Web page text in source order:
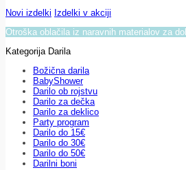
Novi izdelki Izdelki v akciji
Otroška oblačila iz naravnih materialov za
Kategorija Darila
Božična darila
BabyShower
Darilo ob rojstvu
Darilo za dečka
Darilo za deklico
Party program
Darilo do 15€
Darilo do 30€
Darilo do 50€
Darilni boni